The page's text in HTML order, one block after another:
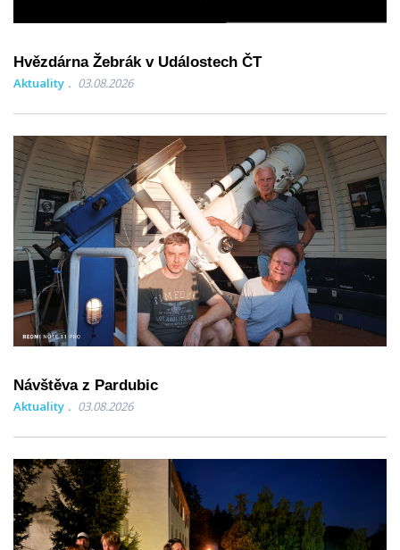
Hvězdárna Žebrák v Událostech ČT
Aktuality 03.08.2026
Návštěva z Pardubic
Aktuality 03.08.2026